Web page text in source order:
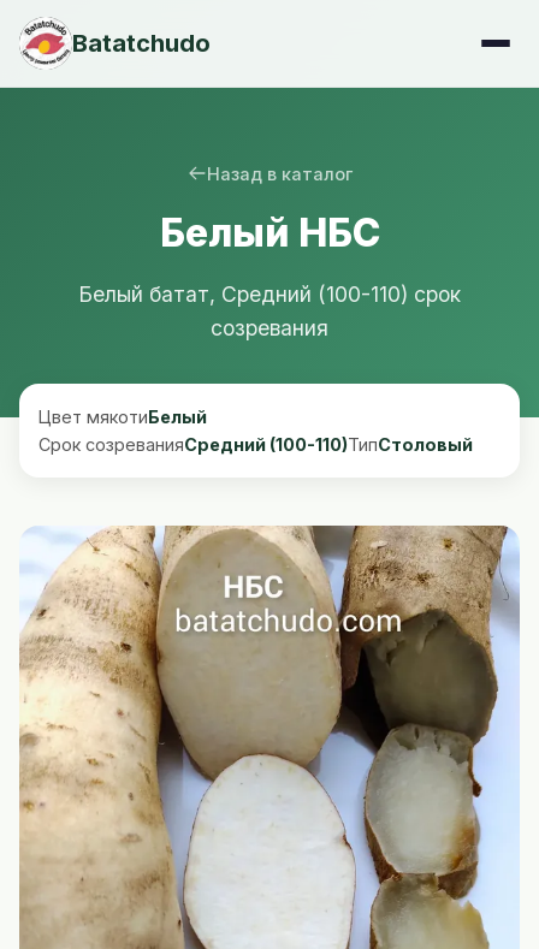
Batatchudo
Назад в каталог
Белый НБС
Белый батат, Средний (100-110) срок
созревания
Цвет мякотиБелый
Срок созреванияСредний (100-110)ТипСтоловый